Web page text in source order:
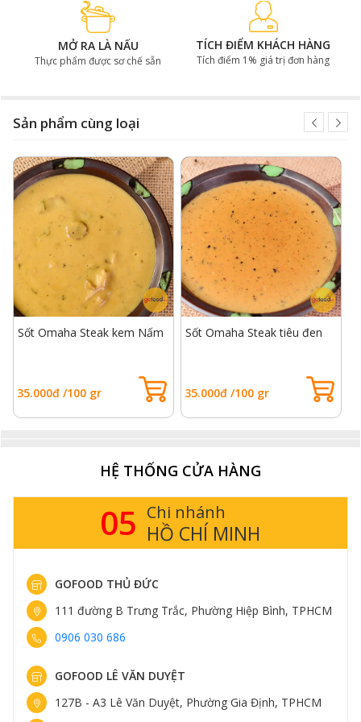
Nước sốt sánh mịn với nguyên liệu nấm cao cấp mang đến vị
béo ngậy đậm đà
Vị ngậy béo và mùi thơm hoàn hảo từ hương liệu nấm
truffles cao cấp kết hợp độ bùi của các loại nấm tự
nhiên chắc chắn sẽ khiến anh chị đổ gục ngay lần đầu
nếm thử.
Nước sốt kem nấm Truffles xay là lựa chọn tuyệt vời cho tiệc
beefsteak tại nhà
MỞ RA LÀ NẤU
Thực phẩm được sơ chế sẵn
TÍCH ĐIỂM KHÁCH HÀNG
Tích điểm 1% giá trị đơn hàng
Sản phẩm cùng loại
Sốt Omaha Steak kem Nấm
35.000đ /100 gr
Sốt Omaha Steak tiêu đen
35.000đ /100 gr
HỆ THỐNG CỬA HÀNG
05 Chi nhánh
HỒ CHÍ MINH
GOFOOD THỦ ĐỨC
111 đường B Trưng Trắc, Phường Hiệp Bình, TPHCM
0906 030 686
GOFOOD LÊ VĂN DUYỆT
127B - A3 Lê Văn Duyệt, Phường Gia Định, TPHCM